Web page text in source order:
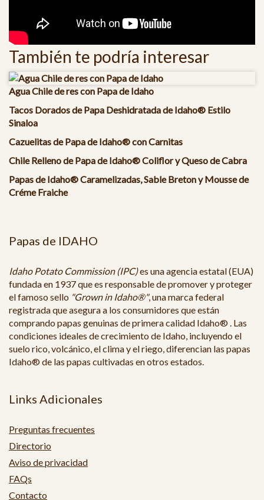
También te podría interesar
Agua Chile de res con Papa de Idaho
Tacos Dorados de Papa Deshidratada de Idaho® Estilo
Sinaloa
Cazuelitas de Papa de Idaho® con Carnitas
Chile Relleno de Papa de Idaho® Coliflor y Queso de Cabra
Papas de Idaho® Caramelizadas, Sable Breton y Mousse de
Créme Fraiche
Papas de IDAHO
Idaho Potato Commission (IPC)es una agencia estatal (EUA)
fundada en 1937 que es responsable de promover y proteger
el famoso sello "Grown in Idaho®", una marca federal
registrada que asegura a los consumidores que están
comprando papas genuinas de primera calidad Idaho® . Las
condiciones ideales de crecimiento de Idaho, incluyendo el
suelo rico, volcánico, el clima y el riego, diferencian las papas
Idaho® de las papas cultivadas en otros estados.
Links Adicionales
Preguntas frecuentes
Directorio
Aviso de privacidad
FAQs
Contacto